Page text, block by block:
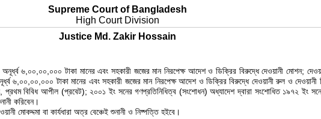
Supreme Court of Bangladesh
High Court Division
Justice Md. Zakir Hossain
৬,০০,০০,০০০ টাকা মানের এবং সহকারী জজের মান নিরপেক্ষ আদেশ ও ডিক্রির বিরুদ্ধে দেওয়ানী মোশন;
টাকা মানের এবং সহকারী জজের মান নিরপেক্ষ আদেশ ও ডিক্রির বিরুদ্ধে দেওয়ানী রুল ও
বিবিধ আপীল (প্রবেট); ২০০১ ইং সনের গণপ্রতিনিধিত্ব (সংশোধন) অধ্যাদেশ দ্বারা সংশোধিত ১৯৭২ ইং
করিবেন।
মোকদ্দমা বা কার্যধারা অত্র বেঞ্চেই শুনানী ও নিষ্পত্তি হইবে।